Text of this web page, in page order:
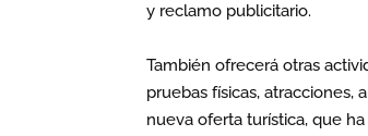
y reclamo publicitario.
También ofrecerá otras
pruebas físicas, atracciones,
nueva oferta turística, que